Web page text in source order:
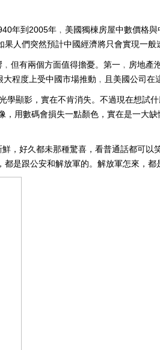
年到2005年﹐美國獨棟房屋中數價格
人們突然預計中國經濟將只會實現一般
但有兩個方面值得擔憂。第一﹐房地產
程度上受中國市場推動﹐且美國公司在
學顯影，實在不肯消失。不過現在想試
，用數碼會損失一點顏色，實在是一大
，好久都未那種驚喜，看普通話都可以
是跟公安和解放軍的。解放軍怎來，都